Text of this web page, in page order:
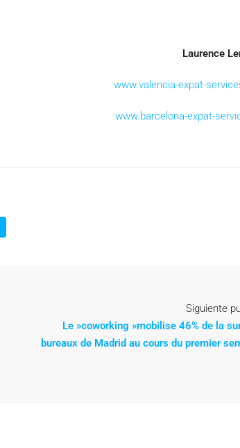
Laurence
www.valencia-expat-
www.barcelona-expat-
Siguiente
Le »coworking »mobilise 46% de la
bureaux de Madrid au cours du premier